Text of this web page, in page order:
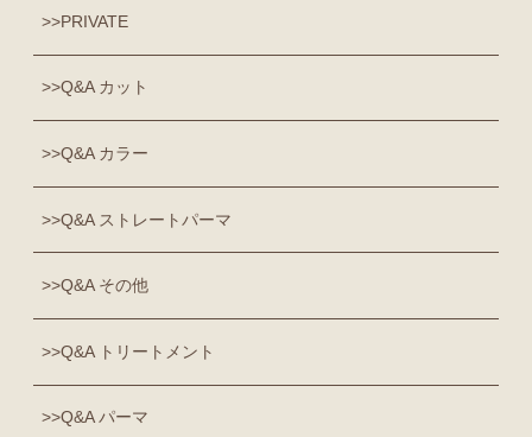
PRIVATE
Q&A カット
Q&A カラー
Q&A ストレートパーマ
Q&A その他
Q&A トリートメント
Q&A パーマ